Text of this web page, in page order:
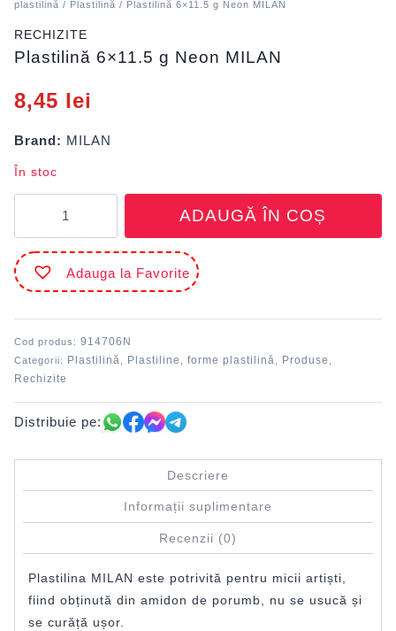
plastilină / Plastilină / Plastilină 6×11.5 g Neon MILAN
RECHIZITE
Plastilină 6×11.5 g Neon MILAN
8,45 lei
Brand: MILAN
În stoc
Plastilină
6x11.5
g
Neon
MILAN
ADAUGĂ ÎN COȘ
Adauga la Favorite
Cod produs: 914706N
Categorii: Plastilină Plastiline, forme plastilină Produse
Rechizite
Distribuie pe:
Descriere
Informații suplimentare
Recenzii (0)
Plastilina MILAN este potrivită pentru micii artiști,
fiind obținută din amidon de porumb, nu se usucă și
se curăță ușor.